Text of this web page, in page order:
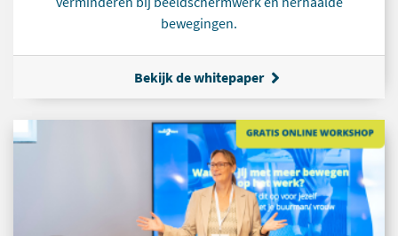
bewegingen.
Bekijk de whitepaper